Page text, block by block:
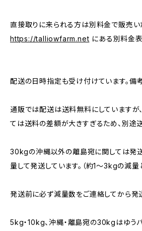
直接取りに来られる方は別料金で販売い
https://talliowfarm.net にある別料金
配送の日時指定も受け付けています。備
通販では配送は送料無料にしていますが
ては送料の差額が大きすぎるため、別途
30kgの沖縄以外の離島宛に関しては発
量して発送しています。（約1〜3kgの減量と
発送前に必ず減量数をご連絡してから発
5kg・10kg、沖縄・離島宛の30kgはゆう